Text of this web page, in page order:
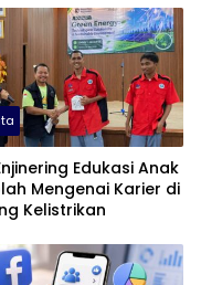
Edukasi Anak
Mengenai Karier di
Kelistrikan